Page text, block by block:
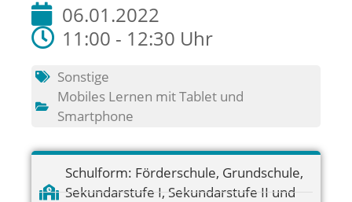
06.01.2022
11:00 - 12:30 Uhr
Sonstige
Mobiles Lernen mit Tablet und
Smartphone
Schulform: Förderschule, Grundschule,
Sekundarstufe I, Sekundarstufe II und